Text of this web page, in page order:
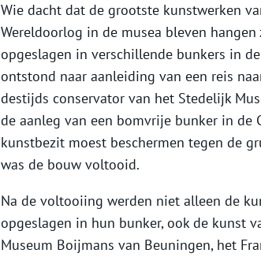
Wie dacht dat de grootste kunstwerken
Wereldoorlog in de musea bleven
opgeslagen in verschillende bunkers in
ontstond naar aanleiding van een reis
destijds conservator van het Stedelijk
de aanleg van een bomvrije bunker in de
kunstbezit moest beschermen tegen de
was de bouw voltooid.
Na de voltooiing werden niet alleen de
opgeslagen in hun bunker, ook de kunst
Museum Boijmans van Beuningen, het